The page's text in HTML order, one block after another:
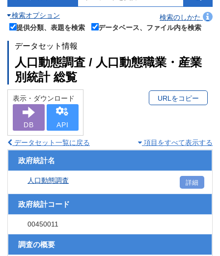
検索オプション
検索のしかた
提供分類、表題を検索
データベース、ファイル内を検索
データセット情報
人口動態調査 / 人口動態職業・産業
別統計 総覧
表示・ダウンロード
DB API
URLをコピー
データセット一覧に戻る 項目をすべて表示する
政府統計名
人口動態調査 詳細
政府統計コード
00450011
調査の概要